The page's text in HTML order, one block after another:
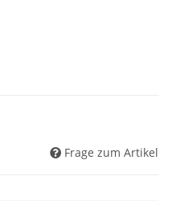
Frage zum Artikel